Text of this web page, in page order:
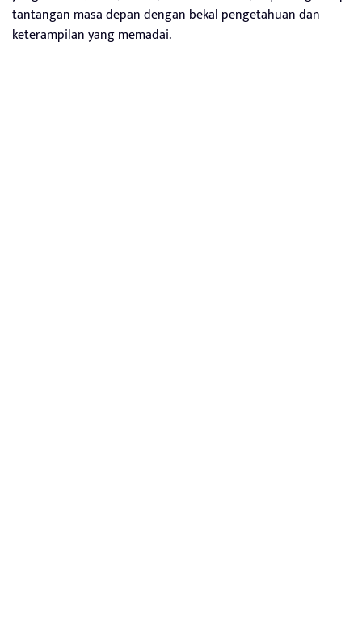
tantangan masa depan dengan bekal pengetahuan dan
keterampilan yang memadai.